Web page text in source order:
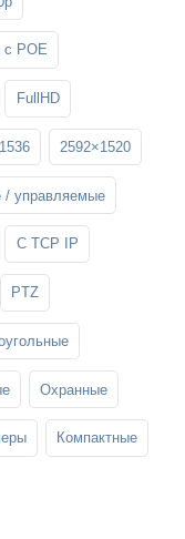
c POE
FullHD
2592×1520
/ управляемые
С TCP IP
PTZ
Охранные
Компактные
и